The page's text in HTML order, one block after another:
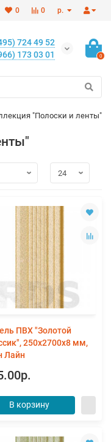
р.
0
0
724 49 52
173 03 01
0
"Полоски и ленты"
ПВХ "Золотой
250х2700х8 мм,
Лайн
В корзину